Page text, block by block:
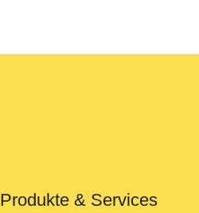
Produkte & Services